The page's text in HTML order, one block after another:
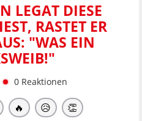
LEGAT DIESE
RASTET ER
"WAS EIN
0 Reaktionen
🔥 😥 👏